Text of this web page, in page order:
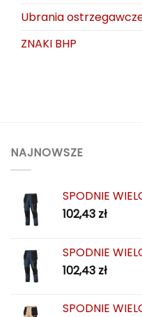
Ubrania
ZNAKI BHP
NAJNOWSZE
SPODNIE
102,43 zł
SPODNIE
102,43 zł
SPODNIE